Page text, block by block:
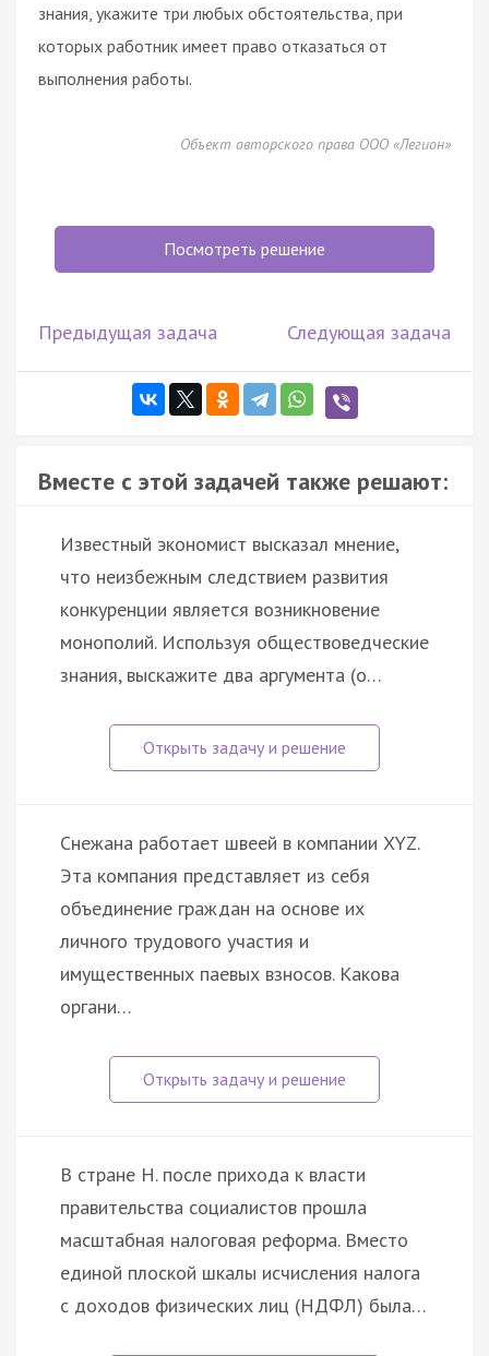
знания, укажите три любых обстоятельства, при
которых работник имеет право отказаться от
выполнения работы.
Объект авторского права ООО «Легион»
Посмотреть решение
Предыдущая задача Следующая задача
Вместе с этой задачей также решают:
Известный экономист высказал мнение,
что неизбежным следствием развития
конкуренции является возникновение
монополий. Используя обществоведческие
знания, выскажите два аргумента (о…
Снежана работает швеей в компании XYZ.
Эта компания представляет из себя
объединение граждан на основе их
личного трудового участия и
имущественных паевых взносов. Какова
органи…
В стране Н. после прихода к власти
правительства социалистов прошла
масштабная налоговая реформа. Вместо
единой плоской шкалы исчисления налога
с доходов физических лиц (НДФЛ) была…